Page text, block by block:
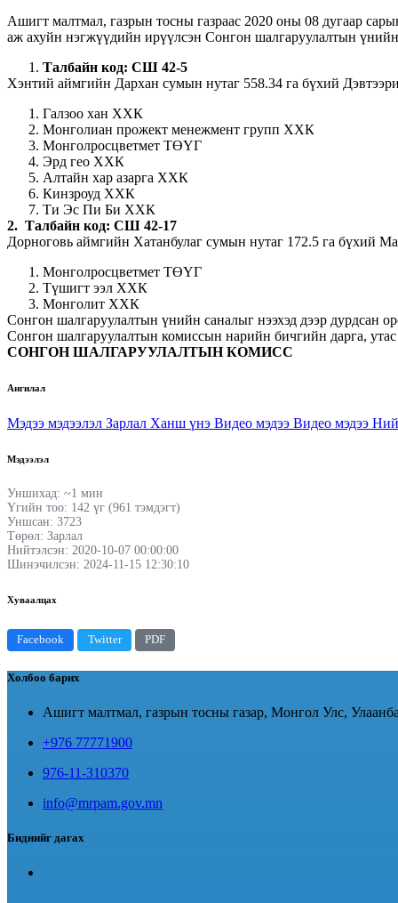
Ашигт малтмал, газрын тосны газраас 2020 оны 08 дугаар
аж ахуйн нэгжүүдийн ирүүлсэн Сонгон шалгаруулалтын
Талбайн код: СШ 42-5
Хэнтий аймгийн Дархан сумын нутаг 558.34 га бүхий
Галзоо хан ХХК
Монголиан прожект менежмент групп ХХК
Монголросцветмет ТӨҮГ
Эрд гео ХХК
Алтайн хар азарга ХХК
Кинзроуд ХХК
Ти Эс Пи Би ХХК
2. Талбайн код: СШ 42-17
Дорноговь аймгийн Хатанбулаг сумын нутаг 172.5 га бүхий
Монголросцветмет ТӨҮГ
Түшигт ээл ХХК
Монголит ХХК
Сонгон шалгаруулалтын үнийн саналыг нээхэд дээр дурдсан
Сонгон шалгаруулалтын комиссын нарийн бичгийн дарга,
СОНГОН ШАЛГАРУУЛАЛТЫН КОМИСС
Ангилал
Мэдээ мэдээлэл Зарлал Ханш үнэ Видео мэдээ Видео мэдээ
Мэдээлэл
Уншихад: ~1 мин
Үгийн тоо: 142 үг (961 тэмдэгт)
Уншсан: 3723
Төрөл: Зарлал
Нийтэлсэн: 2020-10-07 00:00:00
Шинэчилсэн: 2024-11-15 12:30:10
Хуваалцах
Facebook Twitter PDF
Холбоо барих
Ашигт малтмал, газрын тосны газар, Монгол Улс,
+976 77771900
976-11-310370
info@mrpam.gov.mn
Биднийг дагах